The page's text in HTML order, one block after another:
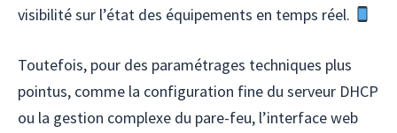
visibilité sur l’état des équipements en temps réel.
Toutefois, pour des paramétrages techniques plus
pointus, comme la configuration fine du serveur DHCP
ou la gestion complexe du pare-feu, l’interface web